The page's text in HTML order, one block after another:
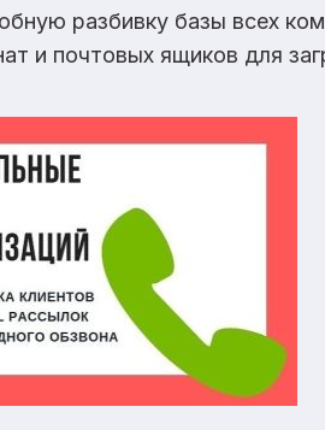
разбивку базы всех
и почтовых ящиков для